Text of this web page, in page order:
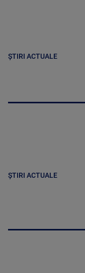
ȘTIRI ACTUALE
ȘTIRI ACTUALE